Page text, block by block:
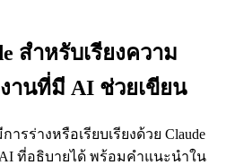
สำหรับเรียงความ
านที่มี AI ช่วยเขียน
รร่างหรือเรียบเรียงด้วย Claude
ที่อธิบายได้ พร้อมคำแนะนำใน